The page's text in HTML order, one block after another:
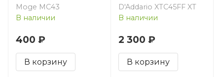
Moge MC43
В наличии
400 ₽
В корзину
D'Addario XTC45FF XT
В наличии
2 300 ₽
В корзину